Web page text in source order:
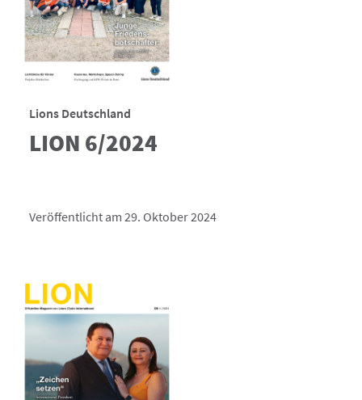
Lions Deutschland
LION 6/2024
Veröffentlicht am 29. Oktober 2024